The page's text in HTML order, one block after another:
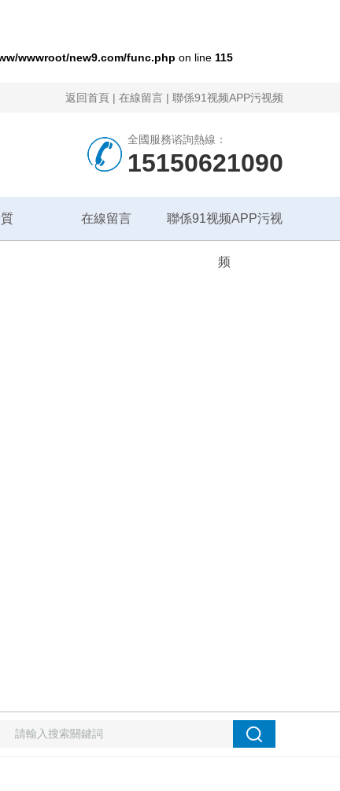
wwwroot/new9.com/func.php on line 115
返回首頁 | 在線留言 | 聯係91视频APP污视频
全國服務谘詢熱線：
15150621090
在線留言 聯係91视频APP污视
频